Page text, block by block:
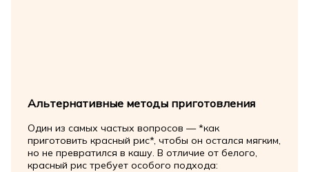
Альтернативные методы приготовления
Один из самых частых вопросов — *как
приготовить красный рис*, чтобы он остался мягким,
но не превратился в кашу. В отличие от белого,
красный рис требует особого подхода: